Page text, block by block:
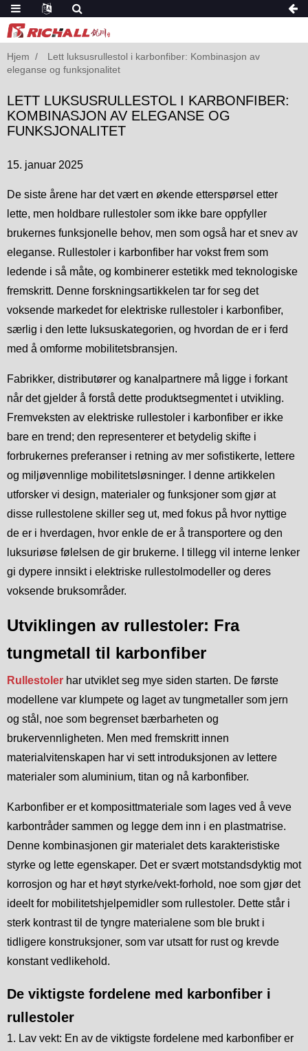
Hjem
Lett luksusrullestol i karbonfiber: Kombinasjon av
eleganse og funksjonalitet
LETT LUKSUSRULLESTOL I KARBONFIBER:
KOMBINASJON AV ELEGANSE OG
FUNKSJONALITET
15. januar 2025
De siste årene har det vært en økende etterspørsel etter
lette, men holdbare rullestoler som ikke bare oppfyller
brukernes funksjonelle behov, men som også har et snev av
eleganse. Rullestoler i karbonfiber har vokst frem som
ledende i så måte, og kombinerer estetikk med teknologiske
fremskritt. Denne forskningsartikkelen tar for seg det
voksende markedet for elektriske rullestoler i karbonfiber,
særlig i den lette luksuskategorien, og hvordan de er i ferd
med å omforme mobilitetsbransjen.
Fabrikker, distributører og kanalpartnere må ligge i forkant
når det gjelder å forstå dette produktsegmentet i utvikling.
Fremveksten av elektriske rullestoler i karbonfiber er ikke
bare en trend; den representerer et betydelig skifte i
forbrukernes preferanser i retning av mer sofistikerte, lettere
og miljøvennlige mobilitetsløsninger. I denne artikkelen
utforsker vi design, materialer og funksjoner som gjør at
disse rullestolene skiller seg ut, med fokus på hvor nyttige
de er i hverdagen, hvor enkle de er å transportere og den
luksuriøse følelsen de gir brukerne. I tillegg vil interne lenker
gi dypere innsikt i elektriske rullestolmodeller og deres
voksende bruksområder.
Utviklingen av rullestoler: Fra
tungmetall til karbonfiber
Rullestoler har utviklet seg mye siden starten. De første
modellene var klumpete og laget av tungmetaller som jern
og stål, noe som begrenset bærbarheten og
brukervennligheten. Men med fremskritt innen
materialvitenskapen har vi sett introduksjonen av lettere
materialer som aluminium, titan og nå karbonfiber.
Karbonfiber er et komposittmateriale som lages ved å veve
karbontråder sammen og legge dem inn i en plastmatrise.
Denne kombinasjonen gir materialet dets karakteristiske
styrke og lette egenskaper. Det er svært motstandsdyktig mot
korrosjon og har et høyt styrke/vekt-forhold, noe som gjør det
ideelt for mobilitetshjelpemidler som rullestoler. Dette står i
sterk kontrast til de tyngre materialene som ble brukt i
tidligere konstruksjoner, som var utsatt for rust og krevde
konstant vedlikehold.
De viktigste fordelene med karbonfiber i
rullestoler
1. Lav vekt: En av de viktigste fordelene med karbonfiber er